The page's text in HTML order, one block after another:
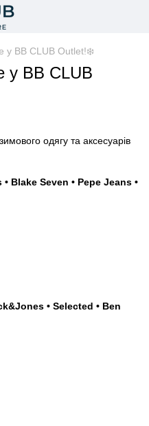
у BB CLUB Outlet!❄️
у BB CLUB
одягу та аксесуарів
Blake Seven • Pepe Jeans •
• Selected • Ben